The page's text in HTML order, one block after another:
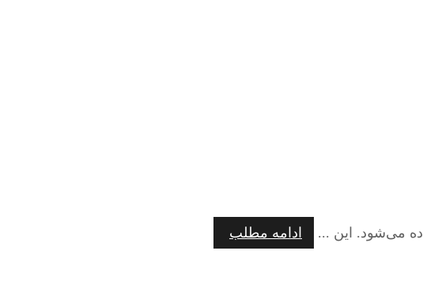
می‌شود. این ... ادامه مطلب